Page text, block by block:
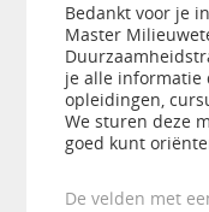
Bedankt voor je
Master
je alle informatie
opleidingen,
We sturen deze
goed kunt
De velden met